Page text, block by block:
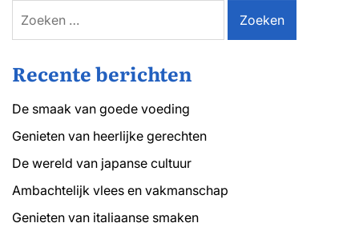
naar:
Recente berichten
De smaak van goede voeding
Genieten van heerlijke gerechten
De wereld van japanse cultuur
Ambachtelijk vlees en vakmanschap
Genieten van italiaanse smaken